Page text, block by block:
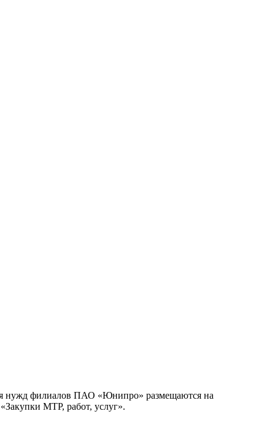
нужд филиалов ПАО «Юнипро» размещаются на
«Закупки МТР, работ, услуг».